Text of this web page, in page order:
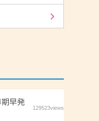
早発
129523views